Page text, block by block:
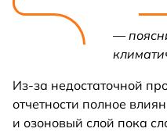
—
Из-за недостаточной
отчетности полное
и озоновый слой пока